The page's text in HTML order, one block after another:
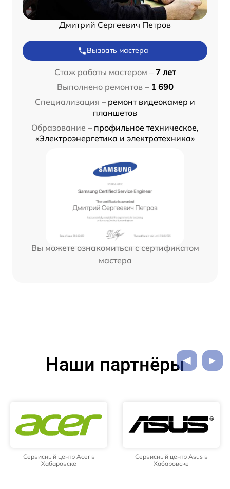
Дмитрий Сергеевич Петров
Вызвать мастера
Стаж работы мастером – 7 лет
Выполнено ремонтов – 1 690
Специализация – ремонт видеокамер и
планшетов
Образование – профильное техническое,
«Электроэнергетика и электротехника»
Вы можете ознакомиться с сертификатом
мастера
Наши партнёры
Сервисный центр Acer в
Хабаровске
Сервисный центр Asus в
Хабаровске